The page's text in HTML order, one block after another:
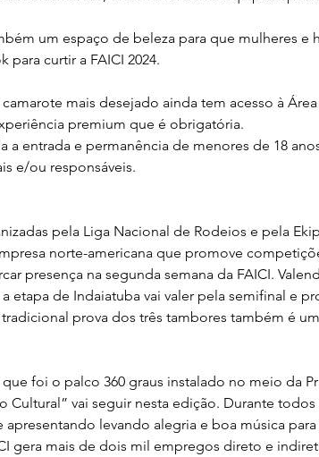
um espaço de beleza para que mulheres e
curtir a FAICI 2024.
mais desejado ainda tem acesso à Área
premium que é obrigatória.
a entrada e permanência de menores de 18
e/ou responsáveis.
pela Liga Nacional de Rodeios e pela
norte-americana que promove
presença na segunda semana da FAICI.
etapa de Indaiatuba vai valer pela semifinal e
prova dos três tambores também é
foi o palco 360 graus instalado no meio da
Cultural” vai seguir nesta edição. Durante todos
apresentando levando alegria e boa música
gera mais de dois mil empregos direto e